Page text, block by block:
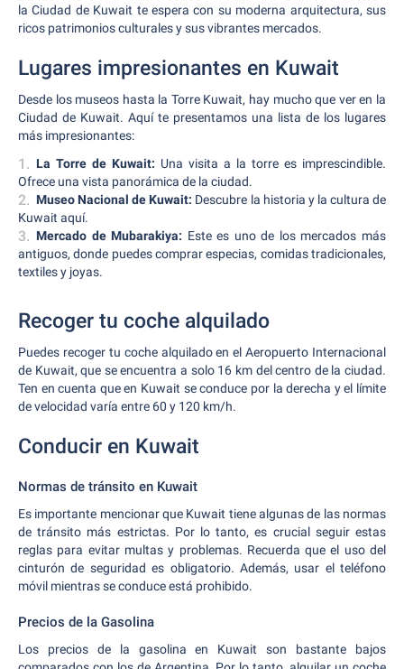
la Ciudad de Kuwait te espera con su moderna arquitectura, sus
ricos patrimonios culturales y sus vibrantes mercados.
Lugares impresionantes en Kuwait
Desde los museos hasta la Torre Kuwait, hay mucho que ver en la
Ciudad de Kuwait. Aquí te presentamos una lista de los lugares
más impresionantes:
La Torre de Kuwait: Una visita a la torre es imprescindible.
Ofrece una vista panorámica de la ciudad.
Museo Nacional de Kuwait: Descubre la historia y la cultura de
Kuwait aquí.
Mercado de Mubarakiya: Este es uno de los mercados más
antiguos, donde puedes comprar especias, comidas tradicionales,
textiles y joyas.
Recoger tu coche alquilado
Puedes recoger tu coche alquilado en el Aeropuerto Internacional
de Kuwait, que se encuentra a solo 16 km del centro de la ciudad.
Ten en cuenta que en Kuwait se conduce por la derecha y el límite
de velocidad varía entre 60 y 120 km/h.
Conducir en Kuwait
Normas de tránsito en Kuwait
Es importante mencionar que Kuwait tiene algunas de las normas
de tránsito más estrictas. Por lo tanto, es crucial seguir estas
reglas para evitar multas y problemas. Recuerda que el uso del
cinturón de seguridad es obligatorio. Además, usar el teléfono
móvil mientras se conduce está prohibido.
Precios de la Gasolina
Los precios de la gasolina en Kuwait son bastante bajos